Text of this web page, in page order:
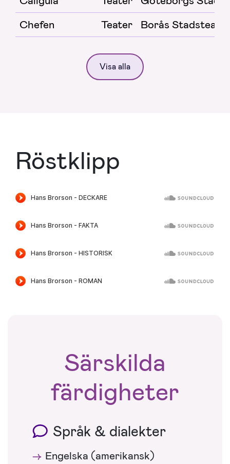
Chefen
Teater Borås Stadsteater
Visa alla
Röstklipp
Särskilda
färdigheter
Språk & dialekter
Engelska (amerikansk)